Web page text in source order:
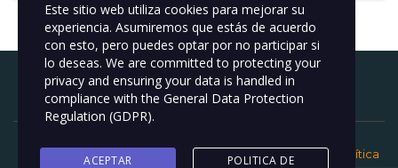
Buscar:
Copyright © 2012-2022 All Right ReservedBeniCoches|
Política
Este sitio web utiliza cookies para mejorar su
experiencia. Asumiremos que estás de acuerdo
con esto, pero puedes optar por no participar si
lo deseas. We are committed to protecting your
privacy and ensuring your data is handled in
compliance with the General Data Protection
Regulation (GDPR).
ACEPTAR POLITICA DE